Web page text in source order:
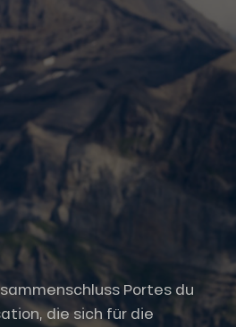
Portes du
die sich für die